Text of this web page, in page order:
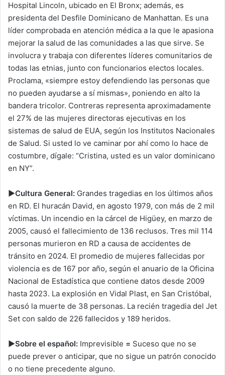
Hospital Lincoln, ubicado en El Bronx; además, es
presidenta del Desfile Dominicano de Manhattan. Es una
líder comprobada en atención médica a la que le apasiona
mejorar la salud de las comunidades a las que sirve. Se
involucra y trabaja con diferentes líderes comunitarios de
todas las etnias, junto con funcionarios electos locales.
Proclama, «siempre estoy defendiendo las personas que
no pueden ayudarse a sí mismas», poniendo en alto la
bandera tricolor. Contreras representa aproximadamente
el 27% de las mujeres directoras ejecutivas en los
sistemas de salud de EUA, según los Institutos Nacionales
de Salud. Si usted lo ve caminar por ahí como lo hace de
costumbre, dígale: “Cristina, usted es un valor dominicano
en NY”.
►Cultura General: Grandes tragedias en los últimos años
en RD. El huracán David, en agosto 1979, con más de 2 mil
víctimas. Un incendio en la cárcel de Higüey, en marzo de
2005, causó el fallecimiento de 136 reclusos. Tres mil 114
personas murieron en RD a causa de accidentes de
tránsito en 2024. El promedio de mujeres fallecidas por
violencia es de 167 por año, según el anuario de la Oficina
Nacional de Estadística que contiene datos desde 2009
hasta 2023. La explosión en Vidal Plast, en San Cristóbal,
causó la muerte de 38 personas. La recién tragedia del Jet
Set con saldo de 226 fallecidos y 189 heridos.
►Sobre el español: Imprevisible = Suceso que no se
puede prever o anticipar, que no sigue un patrón conocido
o no tiene precedente alguno.